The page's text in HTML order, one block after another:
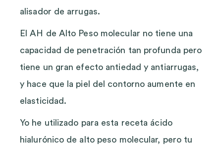
alisador de arrugas.
El AH de Alto Peso molecular no tiene una
capacidad de penetración tan profunda pero
tiene un gran efecto antiedad y antiarrugas,
y hace que la piel del contorno aumente en
elasticidad.
Yo he utilizado para esta receta ácido
hialurónico de alto peso molecular, pero tu